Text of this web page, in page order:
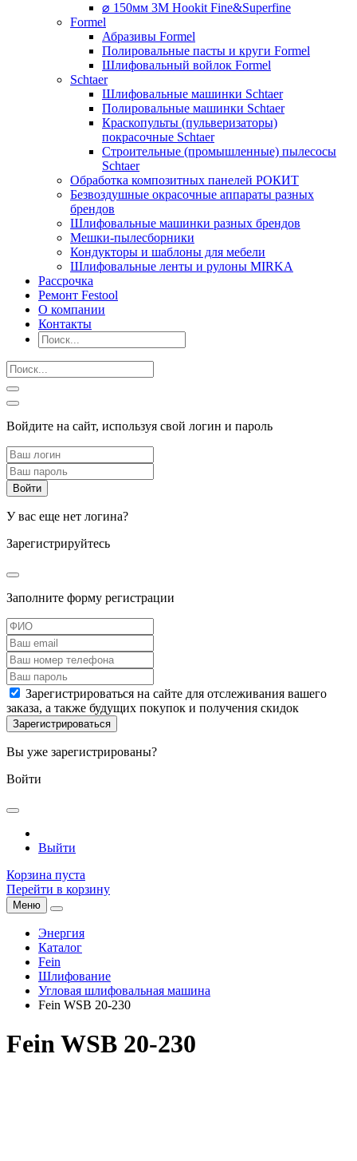
⌀ 150мм 3M Hookit Fine&Superfine
Formel
Абразивы Formel
Полировальные пасты и круги Formel
Шлифовальный войлок Formel
Schtaer
Шлифовальные машинки Schtaer
Полировальные машинки Schtaer
Краскопульты (пульверизаторы)
покрасочные Schtaer
Строительные (промышленные) пылесосы
Schtaer
Обработка композитных панелей РОКИТ
Безвоздушные окрасочные аппараты разных
брендов
Шлифовальные машинки разных брендов
Мешки-пылесборники
Кондукторы и шаблоны для мебели
Шлифовальные ленты и рулоны MIRKA
Рассрочка
Ремонт Festool
О компании
Контакты
Войдите на сайт, используя свой логин и пароль
У вас еще нет логина?
Зарегистрируйтесь
Заполните форму регистрации
Зарегистрироваться на сайте для отслеживания вашего
заказа, а также будущих покупок и получения скидок
Вы уже зарегистрированы?
Войти
Выйти
Корзина пуста
Перейти в корзину
Меню
Энергия
Каталог
Fein
Шлифование
Угловая шлифовальная машина
Fein WSB 20-230
Fein WSB 20-230